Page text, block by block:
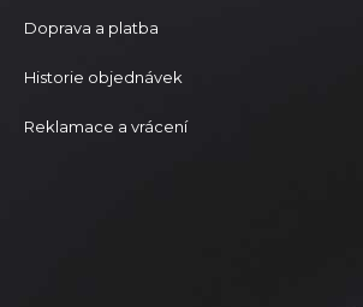
Doprava a platba
Historie objednávek
Reklamace a vrácení